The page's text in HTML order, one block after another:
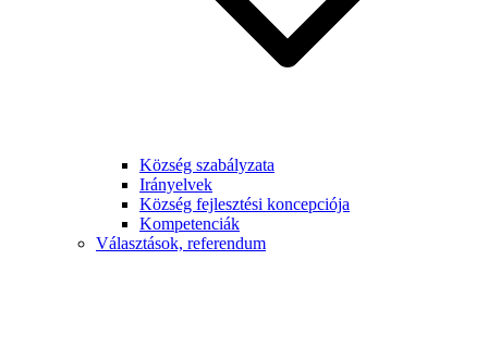
Község szabályzata
Irányelvek
Község fejlesztési koncepciója
Kompetenciák
Választások, referendum